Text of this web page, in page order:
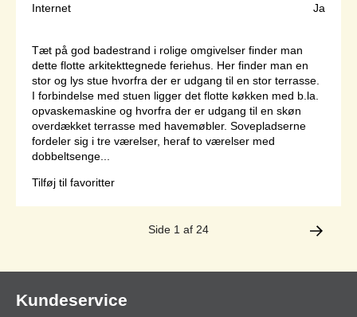
Internet
Ja
Tæt på god badestrand i rolige omgivelser finder man
dette flotte arkitekttegnede feriehus. Her finder man en
stor og lys stue hvorfra der er udgang til en stor terrasse.
I forbindelse med stuen ligger det flotte køkken med b.la.
opvaskemaskine og hvorfra der er udgang til en skøn
overdækket terrasse med havemøbler. Sovepladserne
fordeler sig i tre værelser, heraf to værelser med
dobbeltsenge...
Tilføj til favoritter
Side 1 af 24
Kundeservice